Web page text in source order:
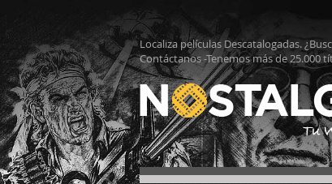
Localiza películas Descatalogadas.
Contáctanos -Tenemos más de 25.000